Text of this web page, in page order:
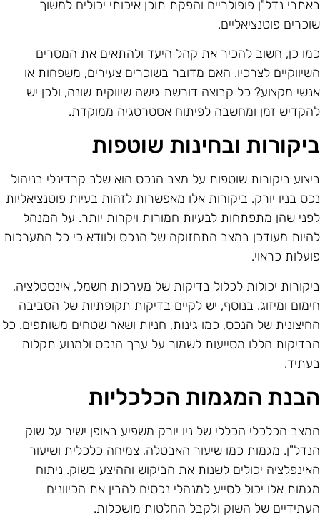
נדל"ן פופולריים והפקת תוכן איכותי יכולים למשוך
פוטנציאליים.
כן, חשוב להכיר את קהל היעד ולהתאים את המסרים
לצרכיו. האם מדובר בשוכרים צעירים, משפחות או
מקצוע? כל קבוצה דורשת גישה שיווקית שונה, ולכן יש
זמן ומחשבה לפיתוח אסטרטגיה ממוקדת.
ובחינות שוטפות
ביקורות שוטפות על מצב הנכס הוא שלב קרדינלי בניהול
בניו יורק. ביקורות אלו מאפשרות לזהות בעיות פוטנציאליות
שהן מתפתחות לבעיות חמורות ויקרות יותר. על המנהל
מעודכן במצב התחזוקה של הנכס ולוודא כי כל המערכות
כראוי.
יכולות לכלול בדיקות של מערכות חשמל, אינסטלציה,
ומיזוג. בנוסף, יש לקיים בדיקות תקופתיות של הסביבה
של הנכס, כמו גינות, חניות ושאר שטחים משותפים. כל
הללו מסייעות לשמור על ערך הנכס ולמנוע תקלות
המגמות הכלכליות
הכלכלי הכללי של ניו יורק משפיע באופן ישיר על שוק
מגמות כמו שיעור האבטלה, צמיחה כלכלית ושיעור
יכולים לשנות את הביקוש וההיצע בשוק. ניתוח
אלו יכול לסייע למנהלי נכסים להבין את הכיוונים
של השוק ולקבל החלטות מושכלות.